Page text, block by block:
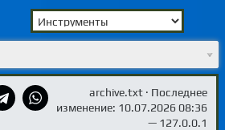
archive.txt· Последнее
изменение: 10.07.2026 08:36
— 127.0.0.1